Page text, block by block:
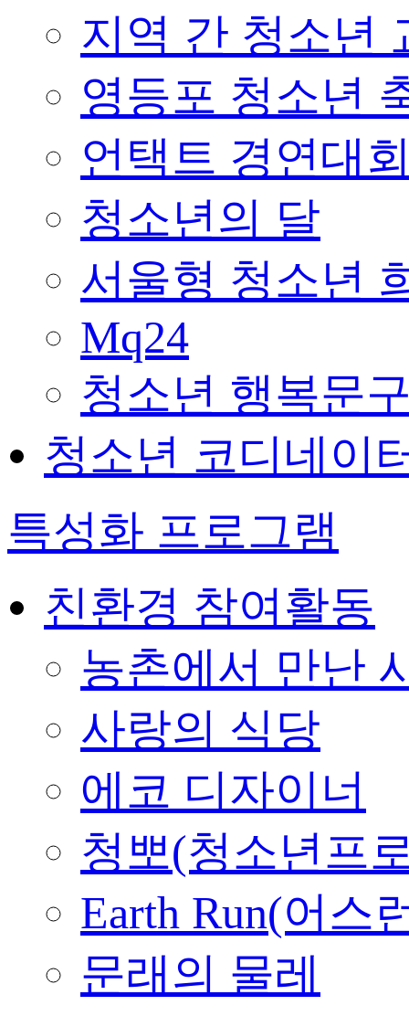
지역 간 청소년
영등포 청소년
언택트 경연대
청소년의 달
서울형 청소년
Mq24
청소년 행복문
청소년 코디네이
특성화 프로그램
친환경 참여활동
농촌에서 만난
사랑의 식당
에코 디자이너
청뽀(청소년프
Earth Run(어스
문래의 물레